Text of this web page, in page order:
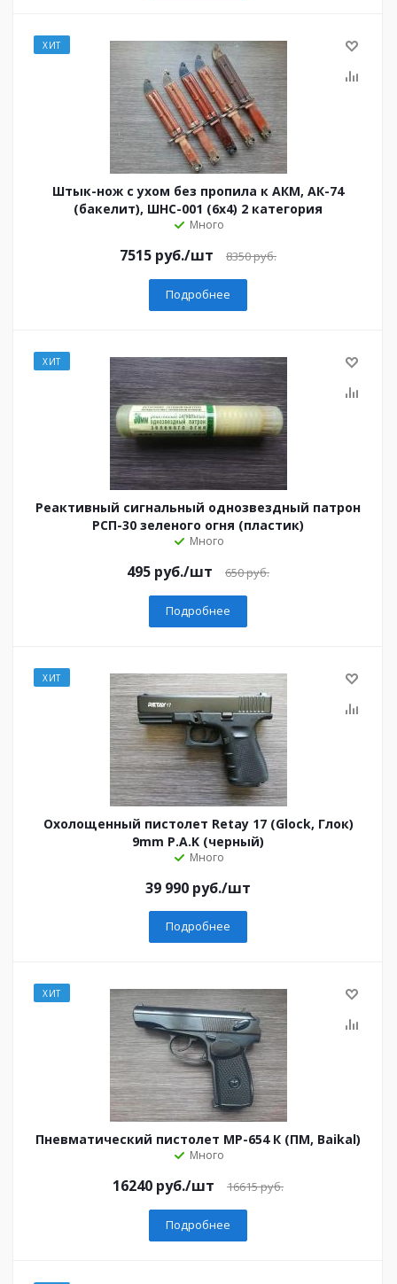
ХИТ
Штык-нож с ухом без пропила к АКМ, АК-74
(бакелит), ШНС-001 (6х4) 2 категория
Много
7515 руб./шт 8350 руб.
Подробнее
ХИТ
Реактивный сигнальный однозвездный патрон
РСП-30 зеленого огня (пластик)
Много
495 руб./шт 650руб.
Подробнее
ХИТ
Охолощенный пистолет Retay 17 (Glock, Глок)
9mm P.A.K (черный)
Много
39 990 руб./шт
Подробнее
ХИТ
Пневматический пистолет МР-654 К (ПМ, Baikal)
Много
16240 руб./шт 16615 руб.
Подробнее